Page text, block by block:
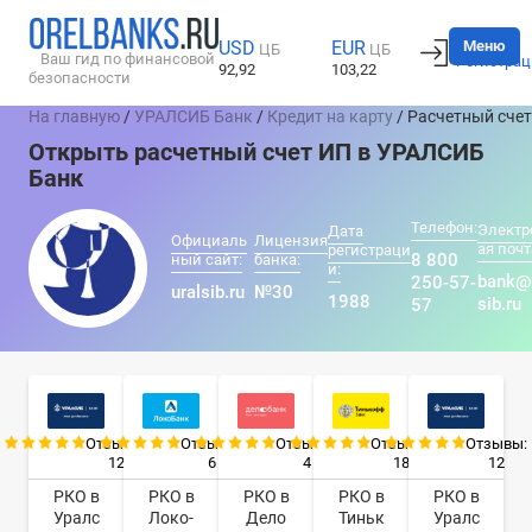
Ваш гид по финансовой
безопасности
USD ЦБ
92,92
EUR ЦБ
103,22
Вход
Меню
На главную /УРАЛСИБ Банк / Кредит на карту / Расчетный
Открыть расчетный счет ИП в УРАЛСИБ
Банк
Официаль
ный сайт:
uralsib.ru
Лицензия
банка:
№30
Дата
регистраци
и:
1988
Телефон:
8 800
250-57-
57
ая
sib.ru
Отзывы:
12
РКО в
Уралс
Отзывы:
6
РКО в
Локо-
Отзывы:
4
РКО в
Дело
Отзывы:
18
РКО в
Тиньк
Отзывы:
12
РКО в
Уралс